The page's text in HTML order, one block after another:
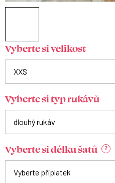
Vyberte si velikost
Vyberte si typ rukávů
Vyberte si délku šatů ?